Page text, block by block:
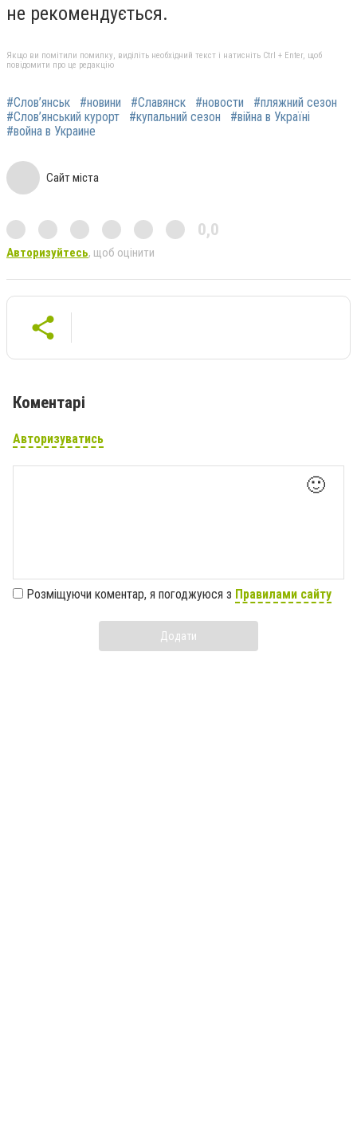
не рекомендується.
Якщо ви помітили помилку, виділіть необхідний текст і натисніть Ctrl + Enter, щоб
повідомити про це редакцію
#Слов’янськ #новини #Славянск #новости
#пляжний сезон
#Слов’янський курорт
#купальний сезон
#війна в Україні
#война в Украине
Сайт міста
0,0
Авторизуйтесь, щоб оцінити
Коментарі
Авторизуватись
🙂
Розміщуючи коментар, я погоджуюся з Правилами сайту
Додати